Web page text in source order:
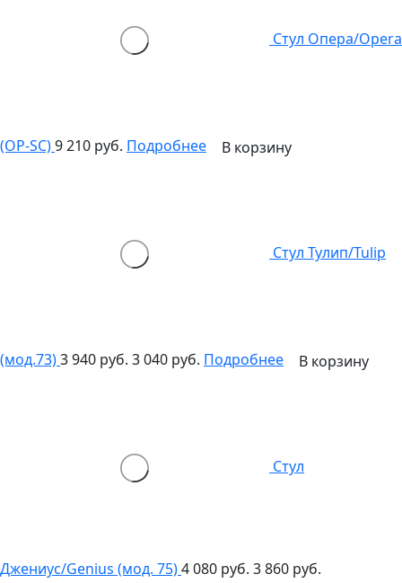
Стул Опера/Opera
(OP-SC)9 210 руб. Подробнее В корзину
Стул Тулип/Tulip
(мод.73)3 940 руб. 3 040 руб. Подробнее В корзину
Стул
Джениус/Genius (мод. 75)4 080 руб. 3 860 руб.